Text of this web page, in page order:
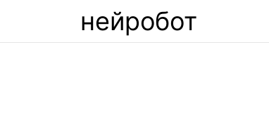
нейробот